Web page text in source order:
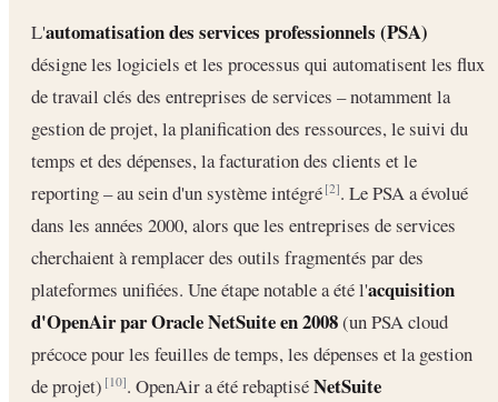
L'automatisation des services professionnels (PSA)
désigne les logiciels et les processus qui automatisent les flux
de travail clés des entreprises de services – notamment la
gestion de projet, la planification des ressources, le suivi du
temps et des dépenses, la facturation des clients et le
reporting – au sein d'un système intégré[2]. Le PSA a évolué
dans les années 2000, alors que les entreprises de services
cherchaient à remplacer des outils fragmentés par des
plateformes unifiées. Une étape notable a été l'acquisition
d'OpenAir par Oracle NetSuite en 2008(un PSA cloud
précoce pour les feuilles de temps, les dépenses et la gestion
de projet)[10]. OpenAir a été rebaptiséNetSuite